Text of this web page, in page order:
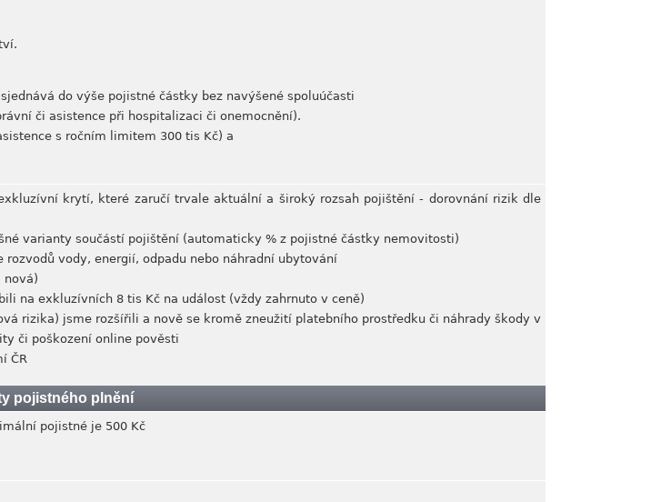
do výše pojistné částky bez navýšené spoluúčasti
či asistence při hospitalizaci či onemocnění).
s ročním limitem 300 tis Kč) a
krytí, které zaručí trvale aktuální a široký rozsah pojištění - dorovnání rizik dle
varianty součástí pojištění (automaticky % z pojistné částky nemovitosti)
vody, energií, odpadu nebo náhradní ubytování
nová)
na exkluzívních 8 tis Kč na událost (vždy zahrnuto v ceně)
rizika) jsme rozšířili a nově se kromě zneužití platebního prostředku či náhrady škody v
či poškození online pověsti
ČR
pojistného plnění
pojistné je 500 Kč